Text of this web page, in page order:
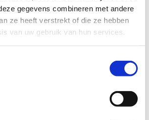
gegevens combineren met andere
ze heeft verstrekt of die ze hebben
van uw gebruik van hun services.
in (enkel cijfers
punten of strepen).
meerdere tickets? Dan geef je voor
de laatste 8 cijfers van hun
combiticket voor het
je rijksregisternummer in om de